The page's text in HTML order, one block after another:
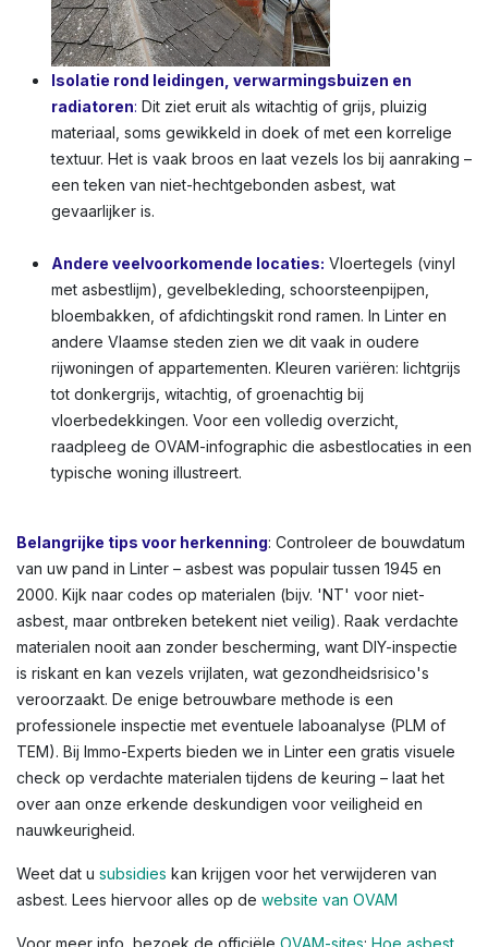
Isolatie rond leidingen, verwarmingsbuizen en
radiatoren: Dit ziet eruit als witachtig of grijs, pluizig
materiaal, soms gewikkeld in doek of met een korrelige
textuur. Het is vaak broos en laat vezels los bij aanraking –
een teken van niet-hechtgebonden asbest, wat
gevaarlijker is.
Andere veelvoorkomende locaties:
Vloertegels (vinyl
met asbestlijm), gevelbekleding, schoorsteenpijpen,
bloembakken, of afdichtingskit rond ramen. In Linter en
rijwoningen of appartementen. Kleuren variëren: lichtgrijs
tot donkergrijs, witachtig, of groenachtig bij
vloerbedekkingen. Voor een volledig overzicht,
raadpleeg de OVAM-infographic die asbestlocaties in een
typische woning illustreert.
Belangrijke tips voor herkenning
: Controleer de bouwdatum
van uw pand in Linter – asbest was populair tussen 1945 en
2000. Kijk naar codes op materialen (bijv. 'NT' voor niet-
asbest, maar ontbreken betekent niet veilig). Raak verdachte
materialen nooit aan zonder bescherming, want DIY-inspectie
is riskant en kan vezels vrijlaten, wat gezondheidsrisico's
veroorzaakt. De enige betrouwbare methode is een
professionele inspectie met eventuele laboanalyse (PLM of